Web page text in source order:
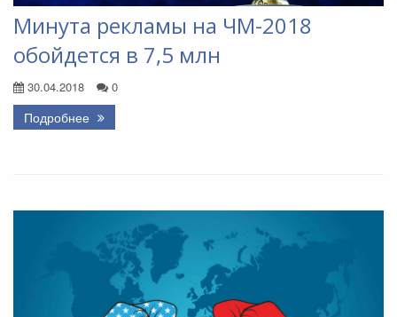
Минута рекламы на ЧМ-2018
обойдется в 7,5 млн
30.04.2018 0
Подробнее